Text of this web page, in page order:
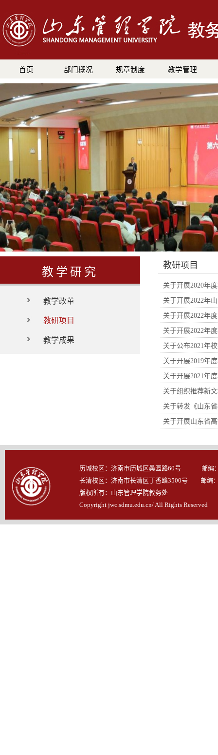
首页 部门概况 规章制度 教学管理
教学研究
教学改革
教研项目
教学成果
教研项目
关于开展2020年
关于开展2022年
关于开展2022年
关于开展2022年
关于公布2021年
关于开展2019年
关于开展2021年
关于组织推荐新
关于转发《山东
关于开展山东省
历城校区：济南市历城区桑园路60号 邮编
长清校区：济南市长清区丁香路3500号 邮编
版权所有：山东管理学院教务处
Copyright jwc.sdmu.edu.cn/ All Rights Reserved